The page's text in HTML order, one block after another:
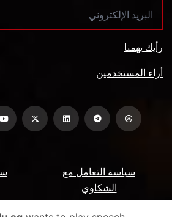
رأيك يهمنا
أراء المستخدمين
سياسة التعامل مع
الشكاوي
ميثاق المتعاملين